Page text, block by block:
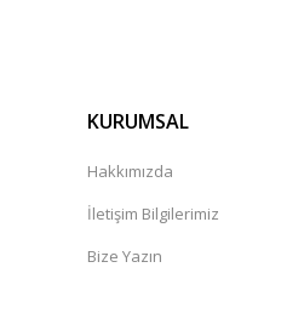
KURUMSAL
Hakkımızda
İletişim Bilgilerimiz
Bize Yazın